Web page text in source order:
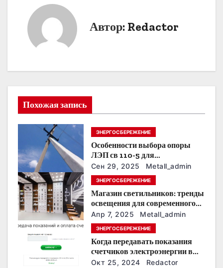
и
я
о
з
а
п
Автор: Redactor
Похожая запись
ЭНЕРГОСБЕРЕЖЕНИЕ
Особенности выбора опоры
ЛЭП св 110-5 для
строительства электросетей
Сен 29, 2025 Metall_admin
ЭНЕРГОСБЕРЕЖЕНИЕ
Магазин светильников: тренды
освещения для современного
интерьера
Апр 7, 2025 Metall_admin
ЭНЕРГОСБЕРЕЖЕНИЕ
Когда передавать показания
счетчиков электроэнергии в
Дзержинске?
Окт 25, 2024 Redactor